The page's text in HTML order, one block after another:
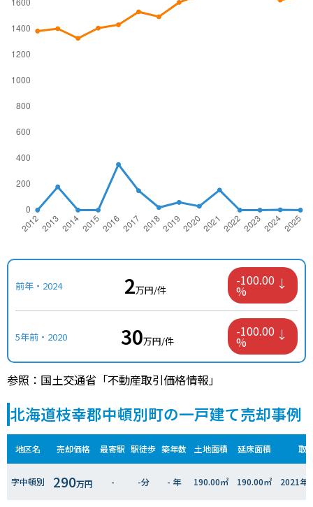
前年・2024 2万円/件
-100.00
%
5年前・2020 30万円/件
-100.00
%
参照：国土交通省「不動産取引価格情報」
北海道枝幸郡中頓別町の一戸建て売却事例
地区名 売却価格 最寄駅 駅徒歩 築年数 土地面積 延床面積 取
字中頓別 290万円 - -分 - 年 190.00㎡ 190.00㎡ 2021年